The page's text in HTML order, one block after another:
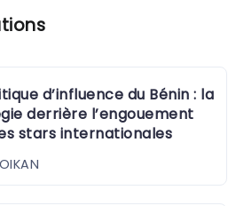
d’influence du Bénin : la
derrière l’engouement
stars internationales